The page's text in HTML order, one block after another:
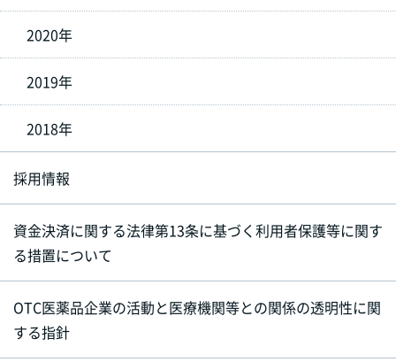
2020年
2019年
2018年
採用情報
資金決済に関する法律第13条に基づく利用者保護等に関す
る措置について
OTC医薬品企業の活動と医療機関等との関係の透明性に関
する指針